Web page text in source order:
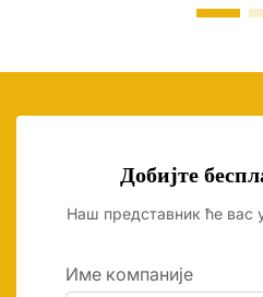
Добијте
Наш представник ће вас
Име компаније